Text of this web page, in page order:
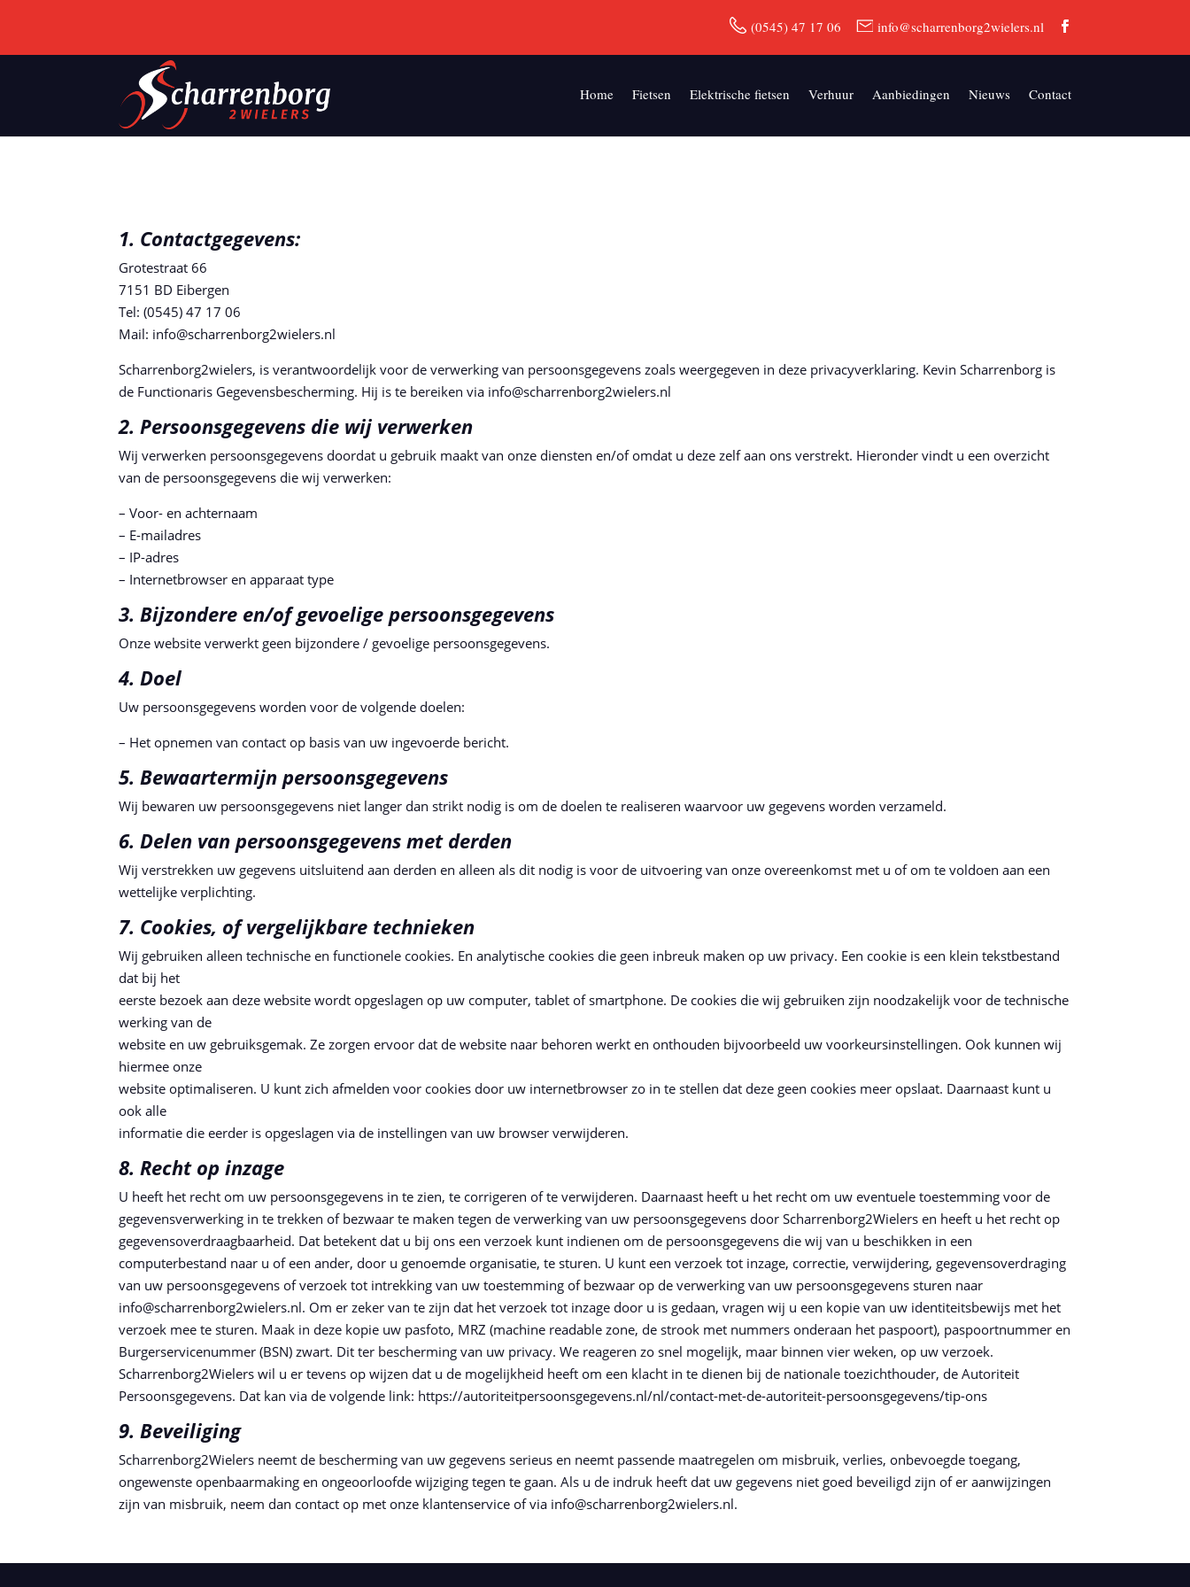
(0545) 47 17 06 info@scharrenborg2wielers.nl
Home Fietsen Elektrische fietsen Verhuur Aanbiedingen Nieuws Contact
1. Contactgegevens:
Grotestraat 66
7151 BD Eibergen
Tel: (0545) 47 17 06
Mail: info@scharrenborg2wielers.nl
Scharrenborg2wielers, is verantwoordelijk voor de verwerking van persoonsgegevens zoals weergegeven in deze privacyverklaring. Kevin Scharrenborg is
de Functionaris Gegevensbescherming. Hij is te bereiken via info@scharrenborg2wielers.nl
2. Persoonsgegevens die wij verwerken
Wij verwerken persoonsgegevens doordat u gebruik maakt van onze diensten en/of omdat u deze zelf aan ons verstrekt. Hieronder vindt u een overzicht
van de persoonsgegevens die wij verwerken:
– Voor- en achternaam
– E-mailadres
– IP-adres
– Internetbrowser en apparaat type
3. Bijzondere en/of gevoelige persoonsgegevens
Onze website verwerkt geen bijzondere / gevoelige persoonsgegevens.
4. Doel
Uw persoonsgegevens worden voor de volgende doelen:
– Het opnemen van contact op basis van uw ingevoerde bericht.
5. Bewaartermijn persoonsgegevens
Wij bewaren uw persoonsgegevens niet langer dan strikt nodig is om de doelen te realiseren waarvoor uw gegevens worden verzameld.
6. Delen van persoonsgegevens met derden
Wij verstrekken uw gegevens uitsluitend aan derden en alleen als dit nodig is voor de uitvoering van onze overeenkomst met u of om te voldoen aan een
wettelijke verplichting.
7. Cookies, of vergelijkbare technieken
Wij gebruiken alleen technische en functionele cookies. En analytische cookies die geen inbreuk maken op uw privacy. Een cookie is een klein tekstbestand
dat bij het
eerste bezoek aan deze website wordt opgeslagen op uw computer, tablet of smartphone. De cookies die wij gebruiken zijn noodzakelijk voor de technische
werking van de
website en uw gebruiksgemak. Ze zorgen ervoor dat de website naar behoren werkt en onthouden bijvoorbeeld uw voorkeursinstellingen. Ook kunnen wij
hiermee onze
website optimaliseren. U kunt zich afmelden voor cookies door uw internetbrowser zo in te stellen dat deze geen cookies meer opslaat. Daarnaast kunt u
ook alle
informatie die eerder is opgeslagen via de instellingen van uw browser verwijderen.
8. Recht op inzage
U heeft het recht om uw persoonsgegevens in te zien, te corrigeren of te verwijderen. Daarnaast heeft u het recht om uw eventuele toestemming voor de
gegevensverwerking in te trekken of bezwaar te maken tegen de verwerking van uw persoonsgegevens door Scharrenborg2Wielers en heeft u het recht op
gegevensoverdraagbaarheid. Dat betekent dat u bij ons een verzoek kunt indienen om de persoonsgegevens die wij van u beschikken in een
computerbestand naar u of een ander, door u genoemde organisatie, te sturen. U kunt een verzoek tot inzage, correctie, verwijdering, gegevensoverdraging
van uw persoonsgegevens of verzoek tot intrekking van uw toestemming of bezwaar op de verwerking van uw persoonsgegevens sturen naar
info@scharrenborg2wielers.nl. Om er zeker van te zijn dat het verzoek tot inzage door u is gedaan, vragen wij u een kopie van uw identiteitsbewijs met het
verzoek mee te sturen. Maak in deze kopie uw pasfoto, MRZ (machine readable zone, de strook met nummers onderaan het paspoort), paspoortnummer en
Burgerservicenummer (BSN) zwart. Dit ter bescherming van uw privacy. We reageren zo snel mogelijk, maar binnen vier weken, op uw verzoek.
Scharrenborg2Wielers wil u er tevens op wijzen dat u de mogelijkheid heeft om een klacht in te dienen bij de nationale toezichthouder, de Autoriteit
Persoonsgegevens. Dat kan via de volgende link: https://autoriteitpersoonsgegevens.nl/nl/contact-met-de-autoriteit-persoonsgegevens/tip-ons
9. Beveiliging
Scharrenborg2Wielers neemt de bescherming van uw gegevens serieus en neemt passende maatregelen om misbruik, verlies, onbevoegde toegang,
ongewenste openbaarmaking en ongeoorloofde wijziging tegen te gaan. Als u de indruk heeft dat uw gegevens niet goed beveiligd zijn of er aanwijzingen
zijn van misbruik, neem dan contact op met onze klantenservice of via info@scharrenborg2wielers.nl.